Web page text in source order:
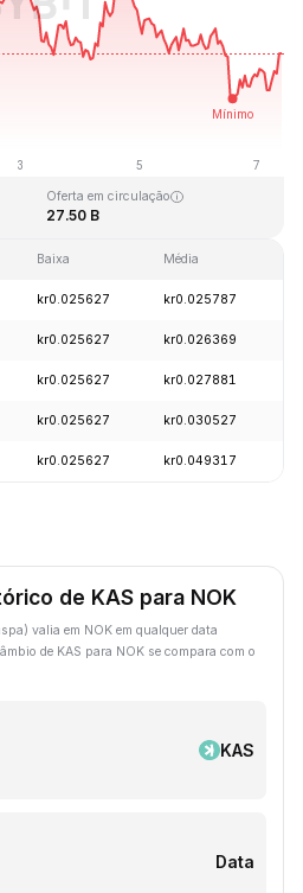
Oferta em circulação
27.50 B
Baixa Média
kr0.025627 kr0.025787
kr0.025627 kr0.026369
kr0.025627 kr0.027881
kr0.025627 kr0.030527
kr0.025627 kr0.049317
de KAS para NOK
valia em NOK em qualquer data
de KAS para NOK se compara com o
KAS
Data